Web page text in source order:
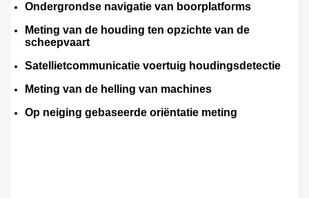
Ondergrondse navigatie van boorplatforms
Meting van de houding ten opzichte van de
scheepvaart
Satellietcommunicatie voertuig houdingsdetectie
Meting van de helling van machines
Op neiging gebaseerde oriëntatie meting